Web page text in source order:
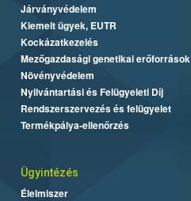
Járványvédelem
Kiemelt ügyek, EUTR
Kockázatkezelés
Mezőgazdasági genetikai erőforrások
Növényvédelem
Nyilvántartási és Felügyeleti Díj
Rendszerszervezés és felügyelet
Termékpálya-ellenőrzés
Ügyintézés
Élelmiszer